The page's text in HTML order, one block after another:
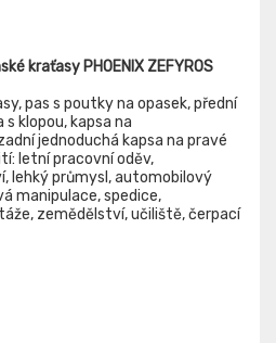
kraťasy PHOENIX ZEFYROS
pas s poutky na opasek, přední
s klopou, kapsa na
jednoduchá kapsa na pravé
letní pracovní oděv,
lehký průmysl, automobilový
manipulace, spedice,
zemědělství, učiliště, čerpací